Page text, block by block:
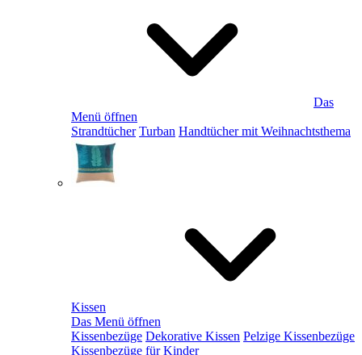
Das
Menü öffnen
Strandtücher Turban Handtücher mit Weihnachtsthema
Kissen
Das Menü öffnen
Kissenbezüge Dekorative Kissen Pelzige Kissenbezüge
Kissenbezüge für Kinder